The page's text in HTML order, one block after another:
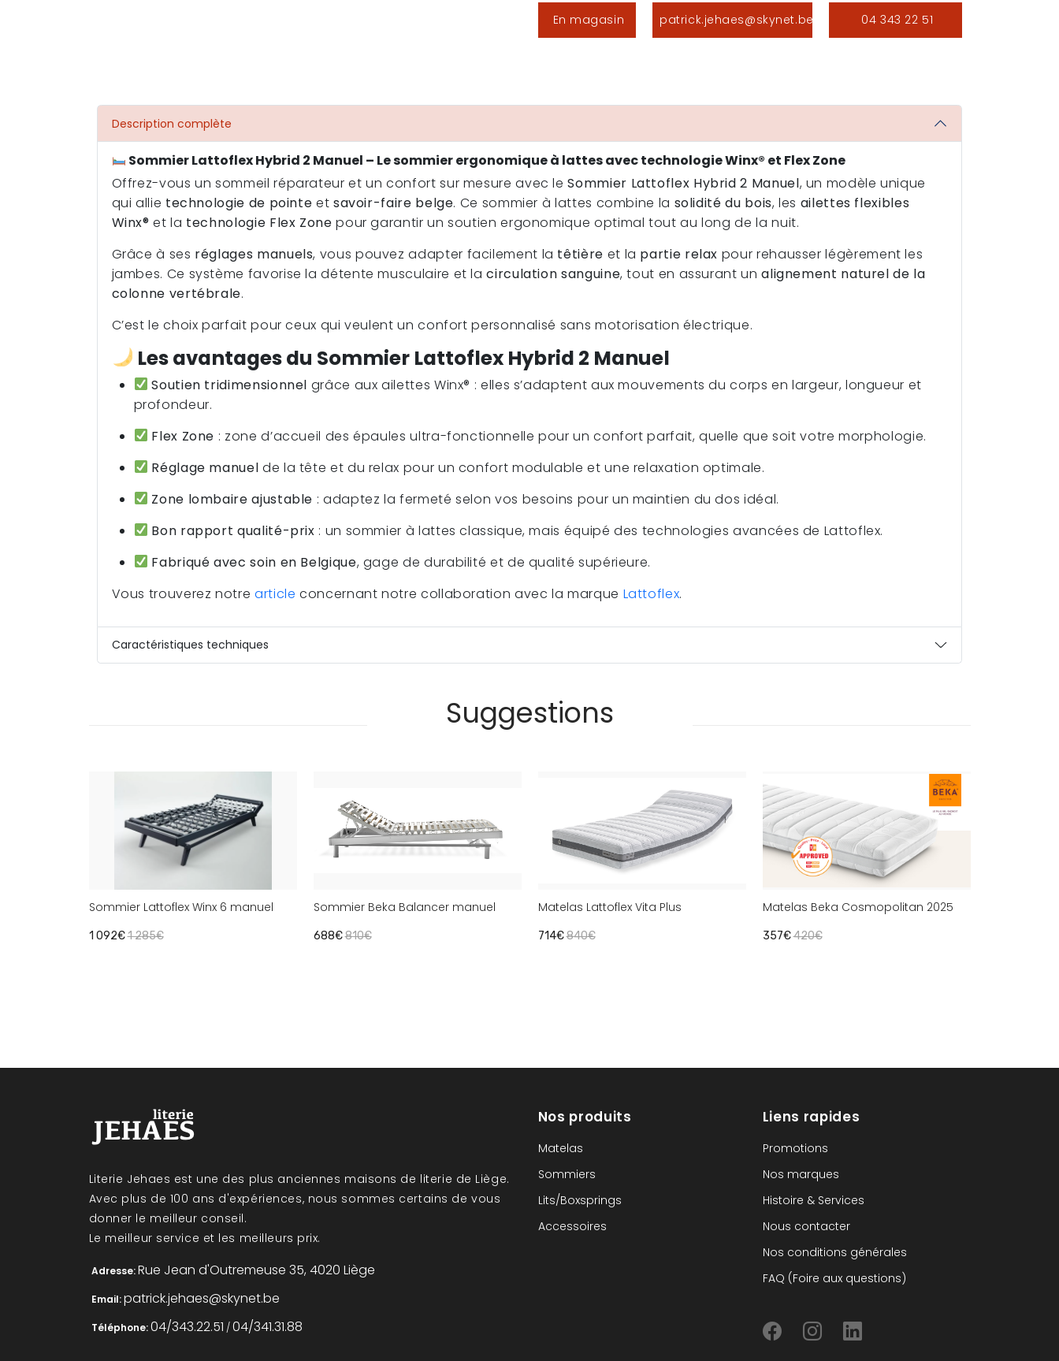
En magasin patrick.jehaes@skynet.be 04 343 22 51
Description complète
Sommier Lattoflex Hybrid 2 Manuel – Le sommier ergonomique à lattes avec technologie Winx® et Flex Zone
Offrez-vous un sommeil réparateur et un confort sur mesure avec leSommier Lattoflex Hybrid 2 Manuel, un modèle unique
qui allie technologie de pointe et savoir-faire belge. Ce sommier à lattes combine la solidité du bois, les ailettes flexibles
Winx® et la technologie Flex Zone pour garantir un soutien ergonomique optimal tout au long de la nuit.
Grâce à ses réglages manuels, vous pouvez adapter facilement la têtière et la partie relax pour rehausser légèrement les
jambes. Ce système favorise la détente musculaire et lacirculation sanguine, tout en assurant unalignement naturel de la
colonne vertébrale.
C’est le choix parfait pour ceux qui veulent un confort personnalisé sans motorisation électrique.
Les avantages du Sommier Lattoflex Hybrid 2 Manuel
Soutien tridimensionnel grâce aux ailettes Winx® : elles s’adaptent aux mouvements du corps en largeur, longueur et
profondeur.
Flex Zone : zone d’accueil des épaules ultra-fonctionnelle pour un confort parfait, quelle que soit votre morphologie.
Réglage manuel de la tête et du relax pour un confort modulable et une relaxation optimale.
Zone lombaire ajustable : adaptez la fermeté selon vos besoins pour un maintien du dos idéal.
Bon rapport qualité-prix : un sommier à lattes classique, mais équipé des technologies avancées de Lattoflex.
Fabriqué avec soin en Belgique, gage de durabilité et de qualité supérieure.
Vous trouverez notre article concernant notre collaboration avec la marque Lattoflex.
Caractéristiques techniques
Suggestions
Sommier Lattoflex Winx 6 manuel
1 092€1 285€
Sommier Beka Balancer manuel
688€810€
Matelas Lattoflex Vita Plus
714€840€
Matelas Beka Cosmopolitan 2025
357€420€
Literie Jehaes est une des plus anciennes maisons de literie de Liège.
Avec plus de 100 ans d'expériences, nous sommes certains de vous
donner le meilleur conseil.
Le meilleur service et les meilleurs prix.
Adresse: Rue Jean d'Outremeuse 35, 4020 Liège
Email: patrick.jehaes@skynet.be
Téléphone: 04/343.22.51 /04/341.31.88
Nos produits
Matelas
Sommiers
Lits/Boxsprings
Accessoires
Liens rapides
Promotions
Nos marques
Histoire & Services
Nous contacter
Nos conditions générales
FAQ (Foire aux questions)